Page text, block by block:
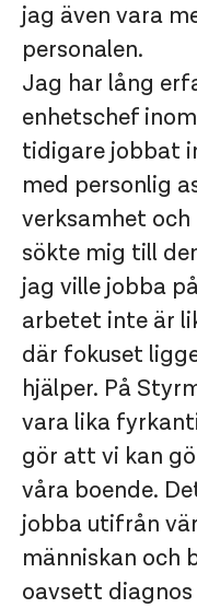
jag även vara
personalen.
Jag har lång
enhetschef
tidigare jobbat
med personlig
verksamhet
sökte mig till
jag ville jobba
arbetet inte är
där fokuset
hjälper. På
vara lika
gör att vi kan
våra boende.
jobba utifrån
människan och
oavsett